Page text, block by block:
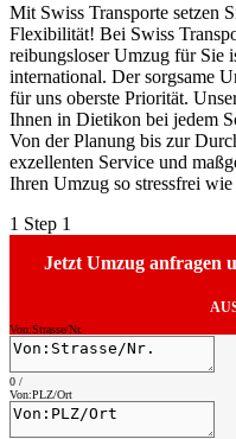
Mit Swiss Transporte setzen
Flexibilität! Bei Swiss
reibungsloser Umzug für Sie
international. Der sorgsame
für uns oberste Priorität.
Ihnen in Dietikon bei jedem
Von der Planung bis zur
exzellenten Service und
Ihren Umzug so stressfrei
1 Step 1
Jetzt Umzug anfragen
Von:Strasse/Nr.
0 /
Von:PLZ/Ort